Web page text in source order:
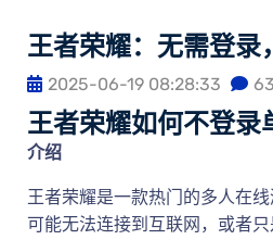
王者荣耀：无需登录
2025-06-19 08:28:33
王者荣耀如何不登录
介绍
王者荣耀是一款热门的多人在
可能无法连接到互联网，或者